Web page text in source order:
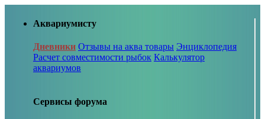
Аквариумисту
Дневники Отзывы на аква товары Энциклопедия
Расчет совместимости рыбок Калькулятор
аквариумов
Сервисы форума